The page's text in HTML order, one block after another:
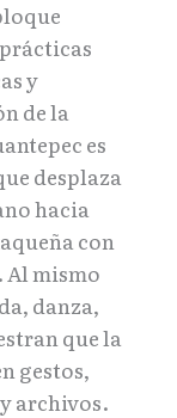
y
de la
es
desplaza
hacia
con
mismo
danza,
que la
gestos,
archivos.